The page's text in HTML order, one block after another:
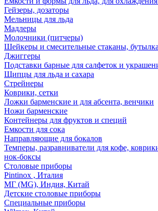
Гейзеры, дозаторы
Мельницы для льда
Мадлеры
Молочники (питчеры)
Шейкеры и смесительные стаканы,
Джиггеры
Подставки барные для салфеток и
Щипцы для льда и сахара
Стрейнеры
Коврики, сетки
Ложки барменские и для абсента, венчики
Ножи барменские
Контейнеры для фруктов и специй
Емкости для сока
Направляющие для бокалов
Темперы, разравниватели для кофе,
нок-боксы
Столовые приборы
Pintinox , Италия
МГ (MG), Индия, Китай
Детские столовые приборы
Специальные приборы